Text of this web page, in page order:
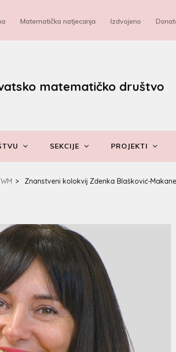
Matematička natjecanja Izdvojeno
matematičko društvo
SEKCIJE PROJEKTI
>
Znanstveni kolokvij Zdenka Blašković-